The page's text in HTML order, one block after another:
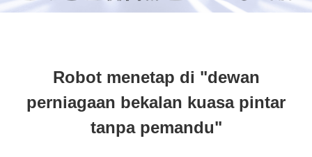
Robot menetap di "dewan
perniagaan bekalan kuasa pintar
tanpa pemandu"